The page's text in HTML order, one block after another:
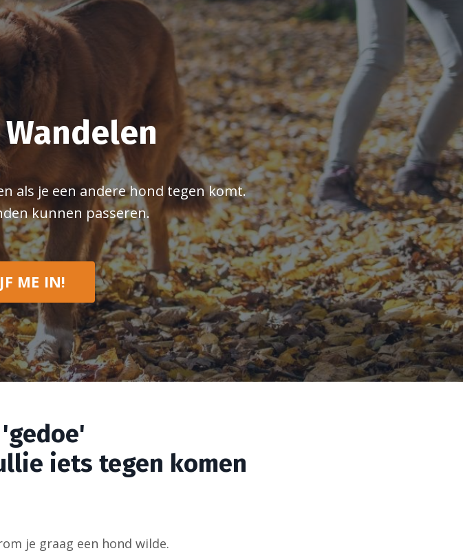
als je een andere hond tegen komt.
kunnen passeren.
ME IN!
iets tegen komen
je graag een hond wilde.